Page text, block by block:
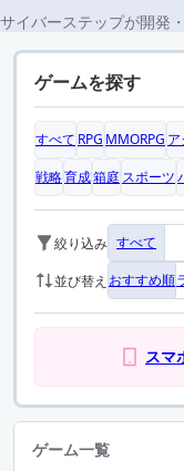
サイバーステップが開発
ゲームを探す
すべて RPG MMORPG
戦略育成箱庭 スポーツ
絞り込み すべて
並び替え おすすめ順
スマ
ゲーム一覧